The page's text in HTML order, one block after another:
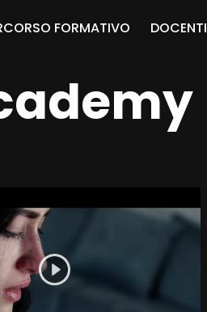
FORMATIVO DOCENTI